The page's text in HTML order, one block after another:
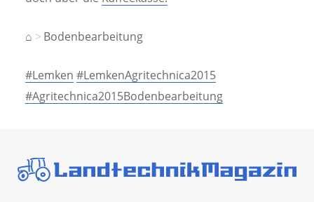
⌂ Bodenbearbeitung
#Lemken #LemkenAgritechnica2015
#Agritechnica2015Bodenbearbeitung